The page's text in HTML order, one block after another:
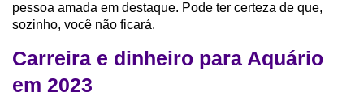
pessoa amada em destaque. Pode ter certeza de que,
sozinho, você não ficará.
Carreira e dinheiro para Aquário
em 2023